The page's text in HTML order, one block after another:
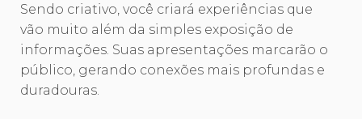
Sendo criativo, você criará experiências que
vão muito além da simples exposição de
informações. Suas apresentações marcarão o
público, gerando conexões mais profundas e
duradouras.